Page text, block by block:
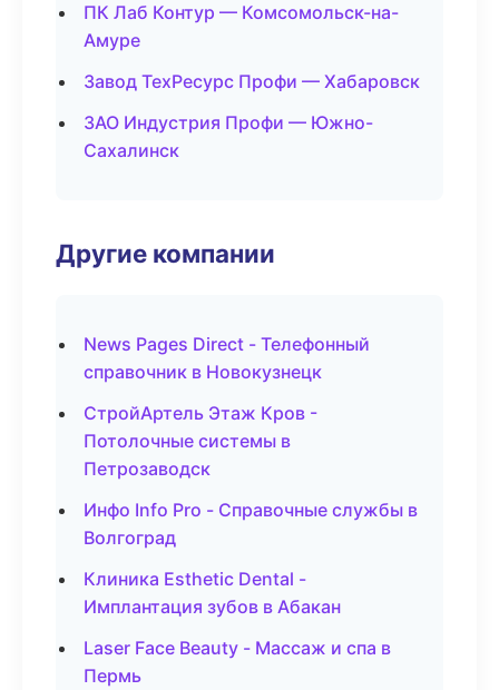
ПК Лаб Контур — Комсомольск-на-
Амуре
Завод ТехРесурс Профи — Хабаровск
ЗАО Индустрия Профи — Южно-
Сахалинск
Другие компании
News Pages Direct - Телефонный
справочник в Новокузнецк
СтройАртель Этаж Кров -
Потолочные системы в
Петрозаводск
Инфо Info Pro - Справочные службы в
Волгоград
Клиника Esthetic Dental -
Имплантация зубов в Абакан
Laser Face Beauty - Массаж и спа в
Пермь